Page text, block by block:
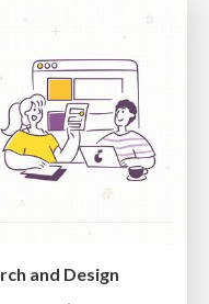
and Design